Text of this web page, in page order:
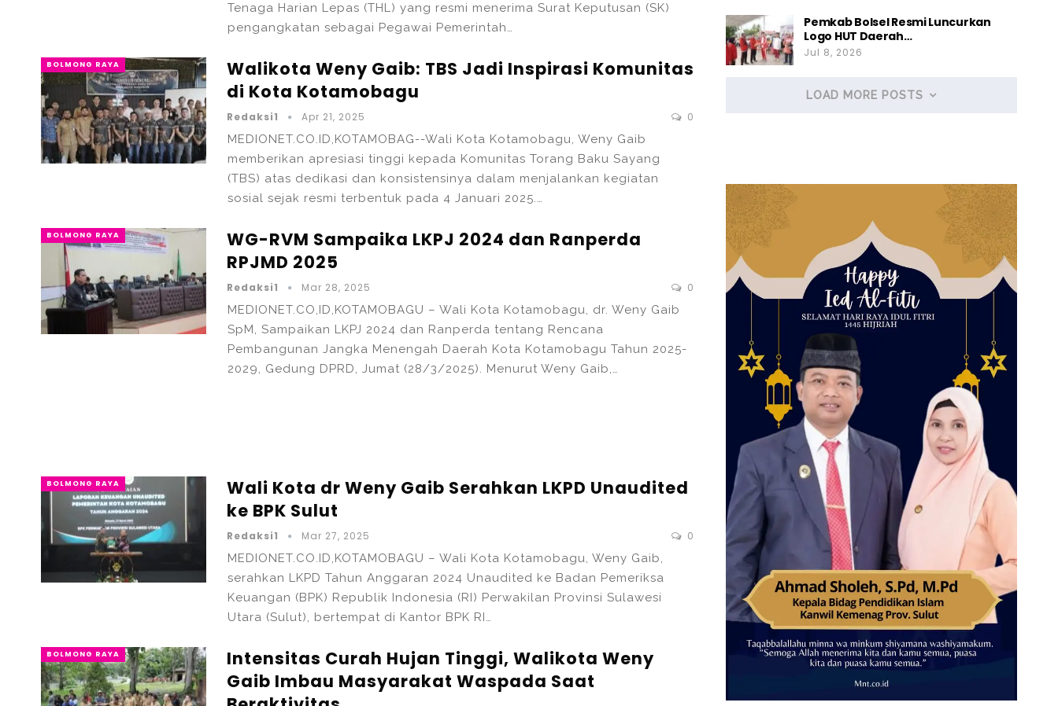
Tenaga Harian Lepas (THL) yang resmi menerima Surat Keputusan (SK)
pengangkatan sebagai Pegawai Pemerintah…
BOLMONG RAYA
Walikota Weny Gaib: TBS Jadi Inspirasi Komunitas
di Kota Kotamobagu
Redaksi1 Apr 21, 2025 0
MEDIONET.CO.ID,KOTAMOBAG--Wali Kota Kotamobagu, Weny Gaib
memberikan apresiasi tinggi kepada Komunitas Torang Baku Sayang
(TBS) atas dedikasi dan konsistensinya dalam menjalankan kegiatan
sosial sejak resmi terbentuk pada 4 Januari 2025.…
BOLMONG RAYA
WG-RVM Sampaika LKPJ 2024 dan Ranperda
RPJMD 2025
Redaksi1 Mar 28, 2025 0
MEDIONET.CO,ID,KOTAMOBAGU – Wali Kota Kotamobagu, dr. Weny Gaib
SpM, Sampaikan LKPJ 2024 dan Ranperda tentang Rencana
Pembangunan Jangka Menengah Daerah Kota Kotamobagu Tahun 2025-
2029, Gedung DPRD, Jumat (28/3/2025). Menurut Weny Gaib,…
BOLMONG RAYA
Wali Kota dr Weny Gaib Serahkan LKPD Unaudited
ke BPK Sulut
Redaksi1 Mar 27, 2025 0
MEDIONET.CO.ID,KOTAMOBAGU – Wali Kota Kotamobagu, Weny Gaib,
serahkan LKPD Tahun Anggaran 2024 Unaudited ke Badan Pemeriksa
Keuangan (BPK) Republik Indonesia (RI) Perwakilan Provinsi Sulawesi
Utara (Sulut), bertempat di Kantor BPK RI…
BOLMONG RAYA
Intensitas Curah Hujan Tinggi, Walikota Weny
Gaib Imbau Masyarakat Waspada Saat
Pemkab Bolsel Resmi Luncurkan
Logo HUT Daerah…
Jul 8, 2026
LOAD MORE POSTS